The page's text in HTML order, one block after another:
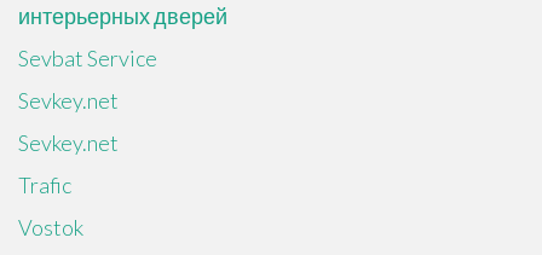
интерьерных дверей
Sevbat Service
Sevkey.net
Sevkey.net
Trafic
Vostok